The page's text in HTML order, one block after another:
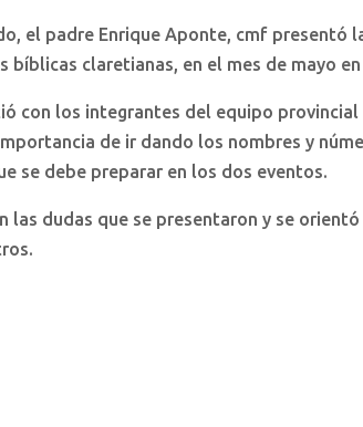
el padre Enrique Aponte, cmf
bíblicas claretianas, en el mes de mayo
con los integrantes del equipo
de ir dando los nombres y
se debe preparar en los dos eventos.
las dudas que se presentaron y se